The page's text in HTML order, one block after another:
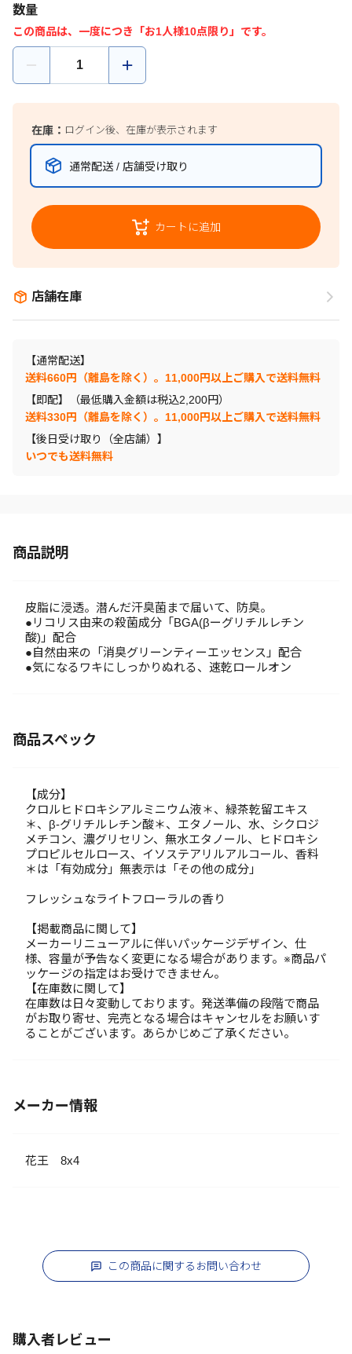
数量
この商品は、一度につき「お1人様10点限り」です。
在庫： ログイン後、在庫が表示されます
通常配送 / 店舗受け取り
カートに追加
店舗在庫
【通常配送】
送料660円（離島を除く）。11,000円以上ご購入で送料無料
【即配】（最低購入金額は税込2,200円）
送料330円（離島を除く）。11,000円以上ご購入で送料無料
【後日受け取り（全店舗）】
いつでも送料無料
商品説明
皮脂に浸透。潜んだ汗臭菌まで届いて、防臭。
●リコリス由来の殺菌成分「BGA(βーグリチルレチン
酸)」配合
●自然由来の「消臭グリーンティーエッセンス」配合
●気になるワキにしっかりぬれる、速乾ロールオン
商品スペック
【成分】
クロルヒドロキシアルミニウム液＊、緑茶乾留エキス
＊、β-グリチルレチン酸＊、エタノール、水、シクロジ
メチコン、濃グリセリン、無水エタノール、ヒドロキシ
プロピルセルロース、イソステアリルアルコール、香料
＊は「有効成分」無表示は「その他の成分」
フレッシュなライトフローラルの香り
【掲載商品に関して】
メーカーリニューアルに伴いパッケージデザイン、仕
様、容量が予告なく変更になる場合があります。※商品パ
ッケージの指定はお受けできません。
【在庫数に関して】
在庫数は日々変動しております。発送準備の段階で商品
がお取り寄せ、完売となる場合はキャンセルをお願いす
ることがございます。あらかじめご了承ください。
メーカー情報
花王 8x4
この商品に関するお問い合わせ
購入者レビュー